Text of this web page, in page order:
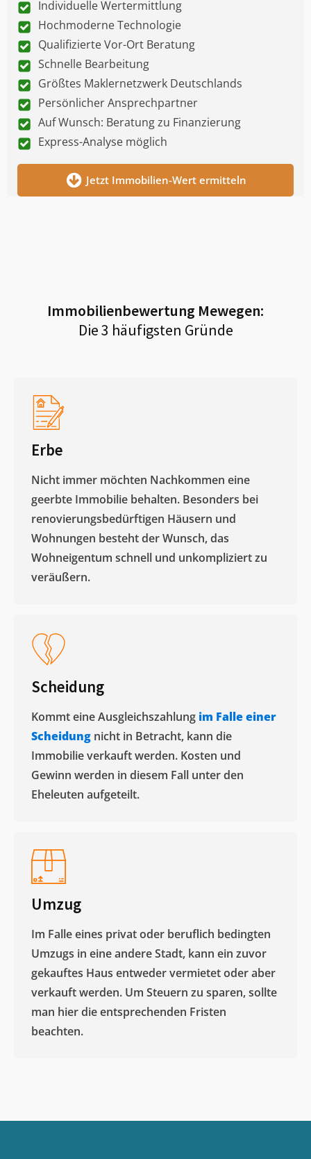
Individuelle Wertermittlung
Hochmoderne Technologie
Qualifizierte Vor-Ort Beratung
Schnelle Bearbeitung
Größtes Maklernetzwerk Deutschlands
Persönlicher Ansprechpartner
Auf Wunsch: Beratung zu Finanzierung
Express-Analyse möglich
Jetzt Immobilien-Wert ermitteln
Immobilienbewertung Mewegen:
Die 3 häufigsten Gründe
Erbe
Nicht immer möchten Nachkommen eine
geerbte Immobilie behalten. Besonders bei
renovierungsbedürftigen Häusern und
Wohnungen besteht der Wunsch, das
Wohneigentum schnell und unkompliziert zu
veräußern. ​
Scheidung
Kommt eine Ausgleichszahlung im Falle einer
Scheidung nicht in Betracht, kann die
Immobilie verkauft werden. Kosten und
Gewinn werden in diesem Fall unter den
Eheleuten aufgeteilt.​
Umzug
Im Falle eines privat oder beruflich bedingten
Umzugs in eine andere Stadt, kann ein zuvor
gekauftes Haus entweder vermietet oder aber
verkauft werden. Um Steuern zu sparen, sollte
man hier die entsprechenden Fristen
beachten.